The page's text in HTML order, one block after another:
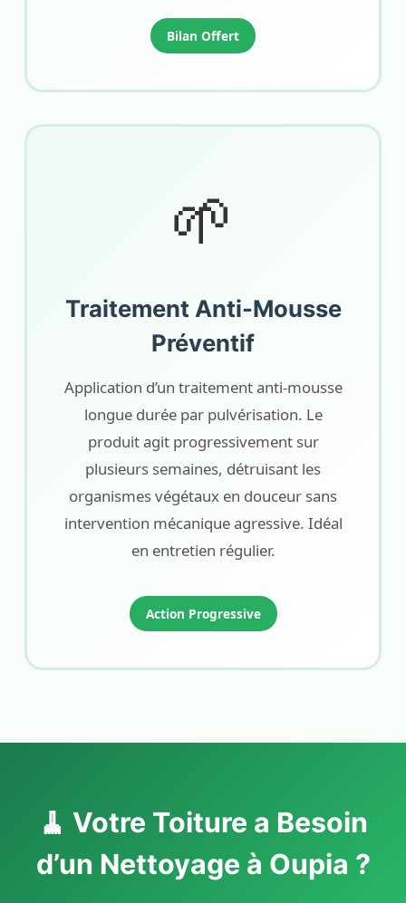
Bilan Offert
🌱
Traitement Anti-Mousse
Préventif
Application d’un traitement anti-mousse
longue durée par pulvérisation. Le
produit agit progressivement sur
plusieurs semaines, détruisant les
organismes végétaux en douceur sans
intervention mécanique agressive. Idéal
en entretien régulier.
Action Progressive
🧹 Votre Toiture a Besoin
d’un Nettoyage à Oupia ?